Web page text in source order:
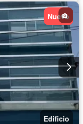
Nuevo
Edificio